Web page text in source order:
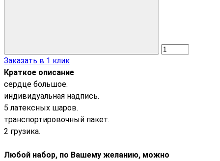
Заказать в 1 клик
Краткое описание
сердце большое.
индивидуальная надпись.
5 латексных шаров.
транспортировочный пакет.
2 грузика.
Любой набор, по Вашему желанию, можно